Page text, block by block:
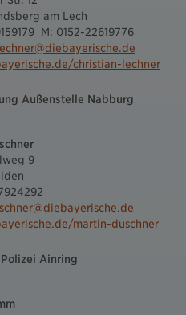
am Lech
M: 0152-22619776
christian-lechner
Außenstelle Nabburg
9
martin-duschner
Ainring